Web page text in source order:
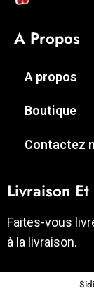
A Propos
A propos
Boutique
Contactez
Livraison Et
Faites-vous
à la livraison.